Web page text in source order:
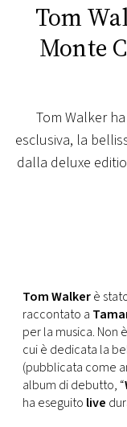
NEWS
CONCORSI
PRINCIPATO
DI
MONACO
RMC
Tom
Monte
Tom Walker
esclusiva, la
dalla deluxe
Tom Walkerè
raccontato a
per la musica. Non
cui è dedicata la
(pubblicata come
album di debutto, “
ha eseguito live